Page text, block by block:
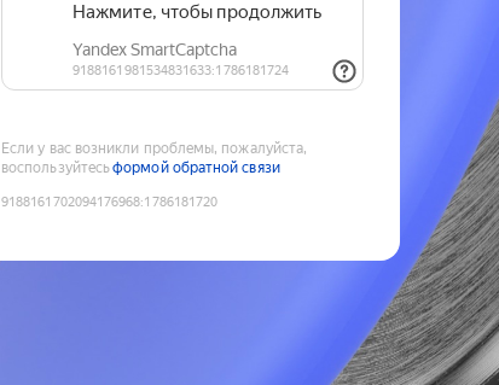
Если у вас возникли проблемы, пожалуйста,
воспользуйтесьформой обратной связи
9188161702094176968:1786181720